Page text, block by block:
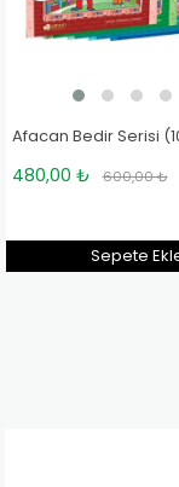
Afacan Bedir Serisi (10 Kitap Set) - Hale Cürgül Canat
120,00